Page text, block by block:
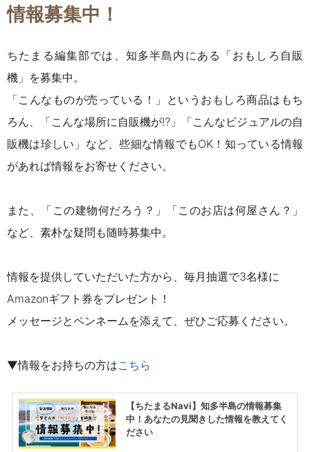
情報募集中！
ちたまる編集部では、知多半島内にある「おもしろ自販
機」を募集中。
「こんなものが売っている！」というおもしろ商品はもち
ろん、「こんな場所に自販機が⁉」「こんなビジュアルの自
販機は珍しい」など、些細な情報でもOK！知っている情報
があれば情報をお寄せください。
また、「この建物何だろう？」「このお店は何屋さん？」
など、素朴な疑問も随時募集中。
情報を提供していただいた方から、毎月抽選で3名様に
Amazonギフト券をプレゼント！
メッセージとペンネームを添えて、ぜひご応募ください。
▼情報をお持ちの方はこちら
【ちたまるNavi】知多半島の情報募集
中！あなたの見聞きした情報を教えてく
ださい